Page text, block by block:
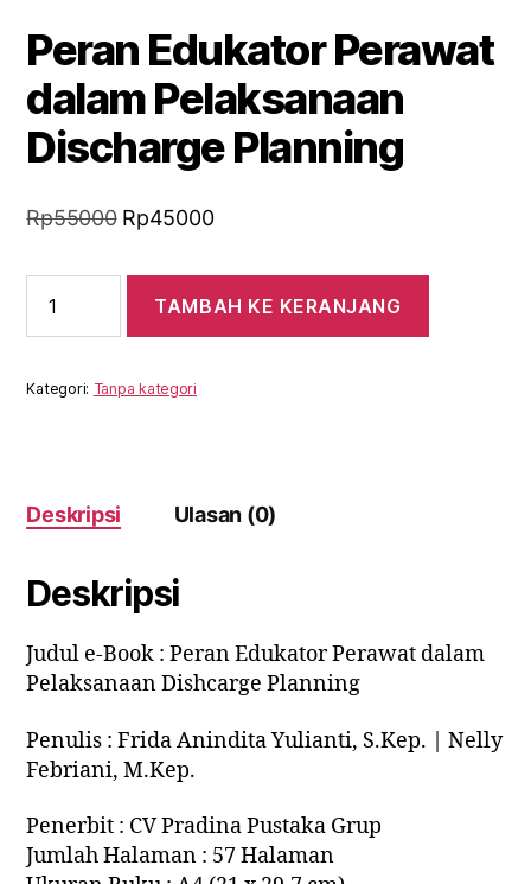
Peran Edukator Perawat
dalam Pelaksanaan
Discharge Planning
Rp55000 Harga
adalah:
Rp55000.
Rp45000Harga
ini
adalah:
Rp45000.
Peran
Edukator
dalam
Pelaksanaan
TAMBAH KE KERANJANG
Kategori: Tanpa kategori
Deskripsi Ulasan (0)
Deskripsi
Judul e-Book : Peran Edukator Perawat dalam
Pelaksanaan Dishcarge Planning
Penulis : Frida Anindita Yulianti, S.Kep. | Nelly
Febriani, M.Kep.
Penerbit : CV Pradina Pustaka Grup
Jumlah Halaman : 57 Halaman